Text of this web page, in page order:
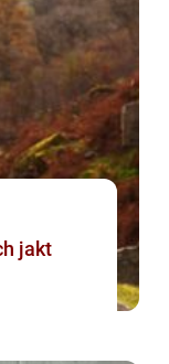
jakt